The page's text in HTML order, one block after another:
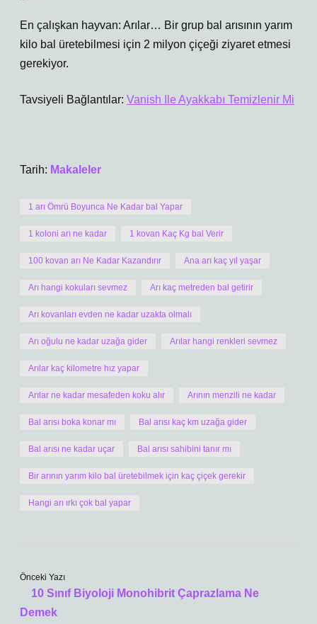
En çalışkan hayvan: Arılar… Bir grup bal arısının yarım
kilo bal üretebilmesi için 2 milyon çiçeği ziyaret etmesi
gerekiyor.
Tavsiyeli Bağlantılar: Vanish Ile Ayakkabı Temizlenir Mi
Tarih: Makaleler
1 arı Ömrü Boyunca Ne Kadar bal Yapar
1 koloni arı ne kadar 1 kovan Kaç Kg bal Verir
100 kovan arı Ne Kadar Kazandırır Ana arı kaç yıl yaşar
Arı hangi kokuları sevmez Arı kaç metreden bal getirir
Arı kovanları evden ne kadar uzakta olmalı
Arı oğulu ne kadar uzağa gider Arılar hangi renkleri sevmez
Arılar kaç kilometre hız yapar
Arılar ne kadar mesafeden koku alır Arının menzili ne kadar
Bal arısı boka konar mı Bal arısı kaç km uzağa gider
Bal arısı ne kadar uçar Bal arısı sahibini tanır mı
Bir arının yarım kilo bal üretebilmek için kaç çiçek gerekir
Hangi arı ırkı çok bal yapar
Önceki Yazı
10 Sınıf Biyoloji Monohibrit Çaprazlama Ne
Demek